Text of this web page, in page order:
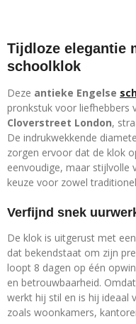
Tijdloze elegantie
schoolklok
Deze antieke Engelse
pronkstuk voor liefhebbers
Cloverstreet London,
De indrukwekkende
zorgen ervoor dat de klok
eenvoudige, maar stijlvolle
keuze voor zowel
Verfijnd snek
De klok is uitgerust met een
dat bekendstaat om zijn
loopt 8 dagen op één
en betrouwbaarheid.
werkt hij stil en is hij ideaal
zoals woonkamers,